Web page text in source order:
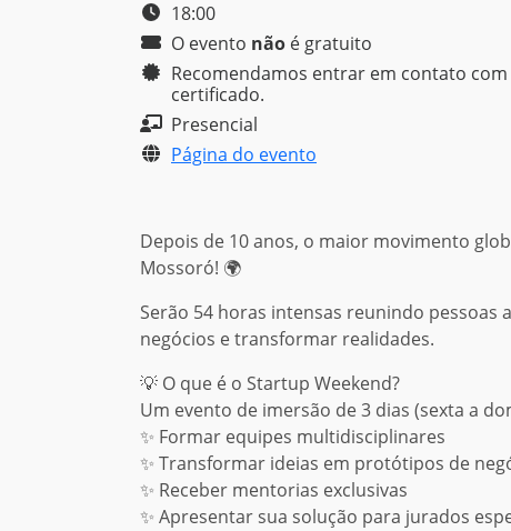
18:00
O evento não é gratuito
Recomendamos entrar em contato
certificado.
Presencial
Página do evento
Depois de 10 anos, o maior movimento
Mossoró! 🌍
Serão 54 horas intensas reunindo
negócios e transformar realidades.
💡 O que é o Startup Weekend?
Um evento de imersão de 3 dias (sexta a
✨ Formar equipes multidisciplinares
✨ Transformar ideias em protótipos de
✨ Receber mentorias exclusivas
✨ Apresentar sua solução para jurados